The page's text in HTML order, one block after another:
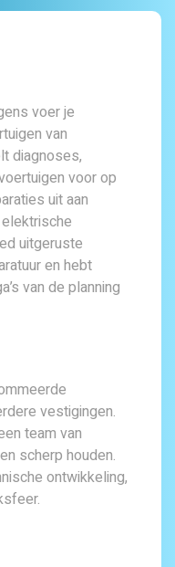
voer je
van
diagnoses,
voor op
uit aan
uitgeruste
en hebt
van de planning
vestigingen.
team van
scherp houden.
ontwikkeling,